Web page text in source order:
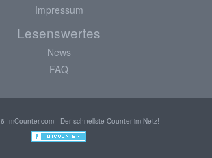
Impressum
Lesenswertes
News
FAQ
ImCounter.com - Der schnellste Counter im Netz!